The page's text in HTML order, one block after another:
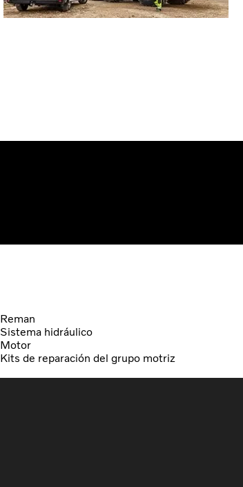
Reman
Sistema hidráulico
Motor
Kits de reparación del grupo motriz